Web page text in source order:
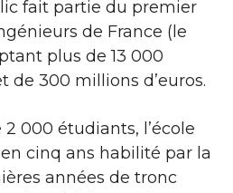
fait partie du premier
de France (le
plus de 13 000
de 300 millions d’euros.
000 étudiants, l’école
cinq ans habilité par la
années de tronc